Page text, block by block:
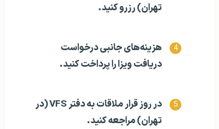
تهران) رزرو کنید.
هزینه‌های جانبی درخواست
دریافت ویزا را پرداخت کنید.
در روز قرار ملاقات به دفتر VFS (در
تهران) مراجعه کنید.